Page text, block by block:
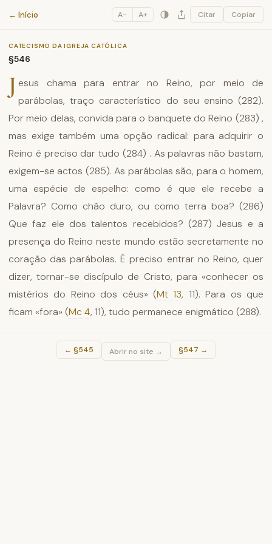
Catecismo da Igreja Católica
← Início A− A+ Citar Copiar
CATECISMO DA IGREJA CATÓLICA
§546
J esus chama para entrar no Reino, por meio de
parábolas, traço característico do seu ensino (282).
Por meio delas, convida para o banquete do Reino (283) ,
mas exige também uma opção radical: para adquirir o
Reino é preciso dar tudo (284) . As palavras não bastam,
exigem-se actos (285). As parábolas são, para o homem,
uma espécie de espelho: como é que ele recebe a
Palavra? Como chão duro, ou como terra boa? (286)
Que faz ele dos talentos recebidos? (287) Jesus e a
presença do Reino neste mundo estão secretamente no
coração das parábolas. É preciso entrar no Reino, quer
dizer, tornar-se discípulo de Cristo, para «conhecer os
mistérios do Reino dos céus» (Mt 13, 11). Para os que
ficam «fora» (Mc 4, 11), tudo permanece enigmático (288).
← §545 Abrir no site → §547 →